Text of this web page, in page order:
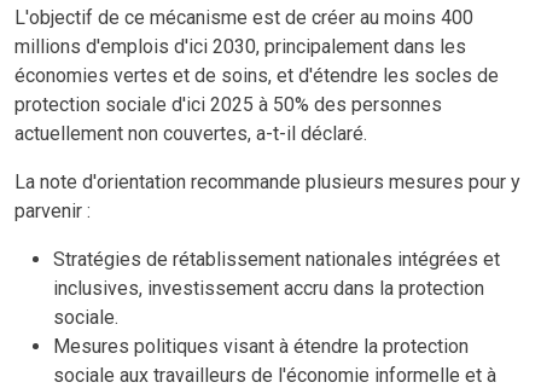
L'objectif de ce mécanisme est de créer au moins 400
millions d'emplois d'ici 2030, principalement dans les
économies vertes et de soins, et d'étendre les socles de
protection sociale d'ici 2025 à 50% des personnes
actuellement non couvertes, a-t-il déclaré.
La note d'orientation recommande plusieurs mesures pour y
parvenir :
Stratégies de rétablissement nationales intégrées et
inclusives, investissement accru dans la protection
sociale.
Mesures politiques visant à étendre la protection
sociale aux travailleurs de l'économie informelle et à